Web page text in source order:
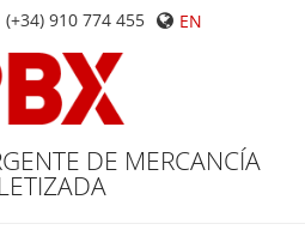
(+34) 910 774 455 EN
DE MERCANCÍA